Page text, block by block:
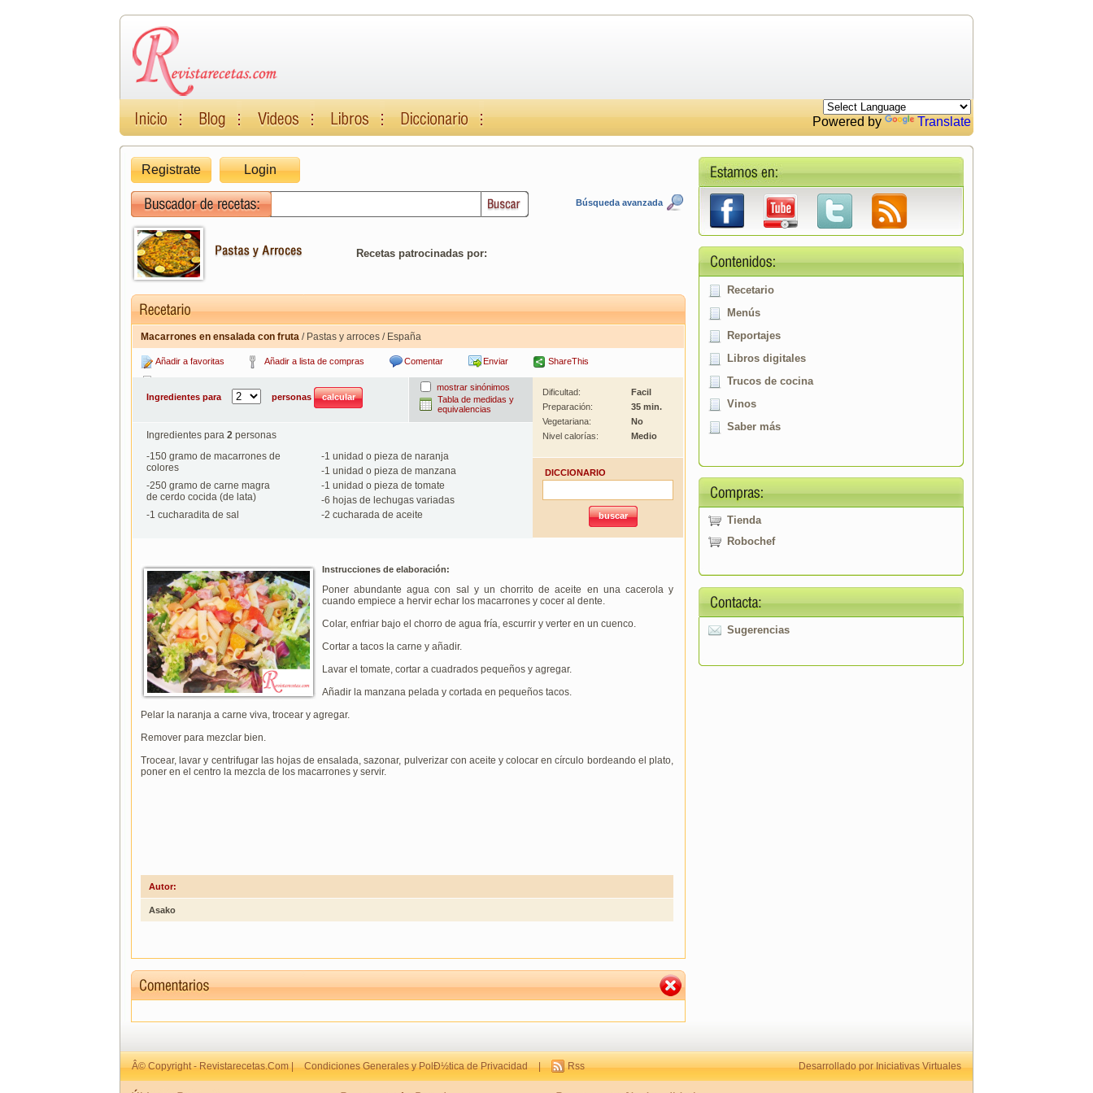
Powered by Translate
Registrate Login
Búsqueda avanzada
Recetas patrocinadas por:
Macarrones en ensalada con fruta / Pastas y arroces / España
Añadir a favoritas Añadir a lista de compras Comentar Enviar ShareThis
Ingredientes para
personas
mostrar sinónimos
Tabla de medidas y
equivalencias
Ingredientes para 2 personas
-150 gramo de macarrones de
colores
-1 unidad o pieza de naranja
-1 unidad o pieza de manzana
-250 gramo de carne magra
de cerdo cocida (de lata)
-1 unidad o pieza de tomate
-6 hojas de lechugas variadas
-1 cucharadita de sal -2 cucharada de aceite
Dificultad:
Facil
Preparación:
35 min.
Vegetariana:
No
Nivel calorías:
Medio
DICCIONARIO
Instrucciones de elaboración:
Poner abundante agua con sal y un chorrito de aceite en una cacerola y
cuando empiece a hervir echar los macarrones y cocer al dente.
Colar, enfriar bajo el chorro de agua fría, escurrir y verter en un cuenco.
Cortar a tacos la carne y añadir.
Lavar el tomate, cortar a cuadrados pequeños y agregar.
Añadir la manzana pelada y cortada en pequeños tacos.
Pelar la naranja a carne viva, trocear y agregar.
Remover para mezclar bien.
Trocear, lavar y centrifugar las hojas de ensalada, sazonar, pulverizar con aceite y colocar en círculo bordeando el plato,
poner en el centro la mezcla de los macarrones y servir.
Autor:
Asako
Recetario
Menús
Reportajes
Libros digitales
Trucos de cocina
Vinos
Saber más
Tienda
Robochef
Sugerencias
Â© Copyright - Revistarecetas.Com | Condiciones Generales y PolÐ½tica de Privacidad | Rss Desarrollado por Iniciativas Virtuales